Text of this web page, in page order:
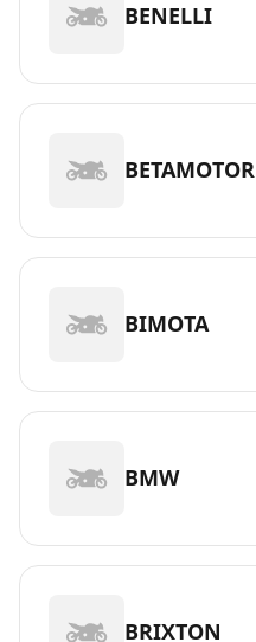
BENELLI
BETAMOTOR
BIMOTA
BMW
BRIXTON